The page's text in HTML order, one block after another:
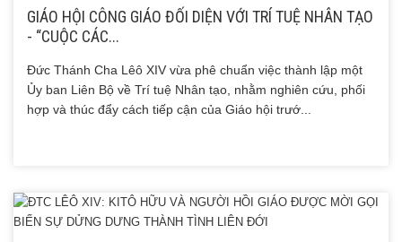
GIÁO HỘI CÔNG GIÁO ĐỐI DIỆN VỚI TRÍ TUỆ NHÂN TẠO
- “CUỘC CÁC...
Đức Thánh Cha Lêô XIV vừa phê chuẩn việc thành lập một
Ủy ban Liên Bộ về Trí tuệ Nhân tạo, nhằm nghiên cứu, phối
hợp và thúc đẩy cách tiếp cận của Giáo hội trướ...